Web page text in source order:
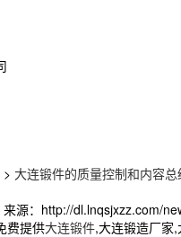
> 大连锻件的质量控制和内容总
来源： http://dl.lnqsjxzz.com/
费提供大连锻件,大连锻造厂家